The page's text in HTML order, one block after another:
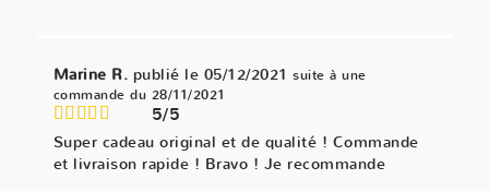
Marine R. publié le 05/12/2021 suite à une
commande du 28/11/2021
5/5
Super cadeau original et de qualité ! Commande
et livraison rapide ! Bravo ! Je recommande